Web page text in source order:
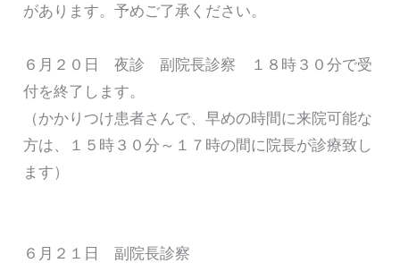
があります。予めご了承ください。
６月２０日 夜診 副院長診察 １８時３０分で受
付を終了します。
（かかりつけ患者さんで、早めの時間に来院可能な
方は、１５時３０分～１７時の間に院長が診療致し
ます）
６月２１日 副院長診察